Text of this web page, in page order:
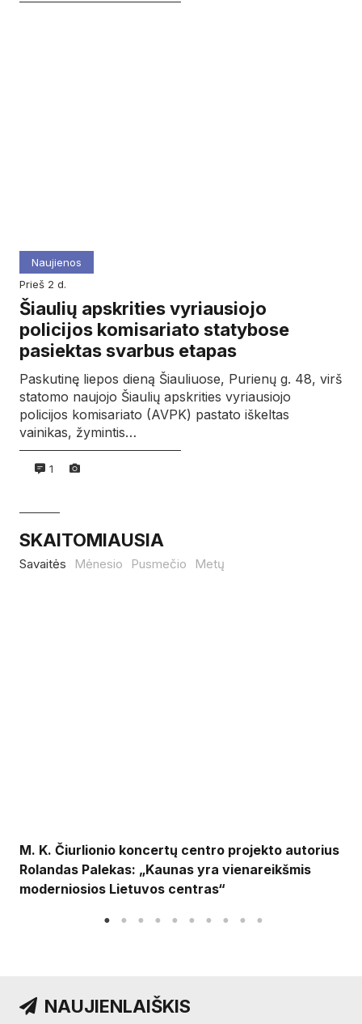
Naujienos
prieš 2 d.
Šiaulių apskrities vyriausiojo
policijos komisariato statybose
pasiektas svarbus etapas
Paskutinę liepos dieną Šiauliuose, Purienų g. 48, virš
statomo naujojo Šiaulių apskrities vyriausiojo
policijos komisariato (AVPK) pastato iškeltas
vainikas, žymintis…
1
SKAITOMIAUSIA
Savaitės Mėnesio Pusmečio Metų
M. K. Čiurlionio koncertų centro projekto autorius
Rolandas Palekas: „Kaunas yra vienareikšmis
moderniosios Lietuvos centras“
NAUJIENLAIŠKIS